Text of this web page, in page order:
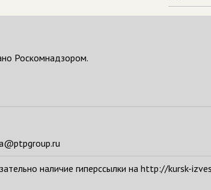
Роскомнадзором.
наличие гиперссылки на http://kursk-